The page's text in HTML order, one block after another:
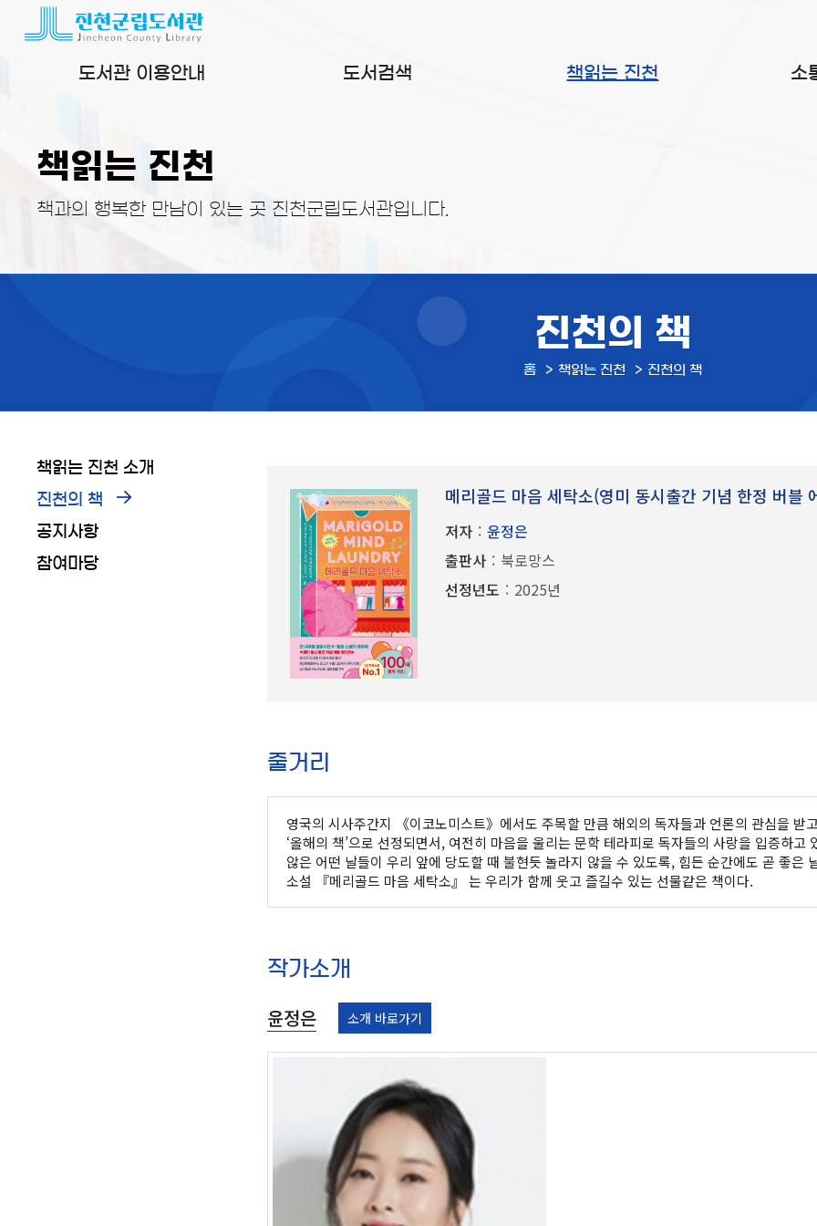
도서관 이용안내 도서검색 책읽는 진천 소
책읽는 진천
책과의 행복한 만남이 있는 곳 진천군립도서관입니다.
진천의 책
홈 책읽는 진천 진천의 책
책읽는 진천 소개
진천의 책
공지사항
참여마당
메리골드 마음 세탁소(영미 동시출간 기념 한정 버블
저자 : 윤정은
출판사 : 북로망스
선정년도 : 2025년
줄거리
영국의 시사주간지 《이코노미스트》에서도 주목할 만큼 해외의 독자들과 언론의 관심을
‘올해의 책’으로 선정되면서, 여전히 마음을 울리는 문학 테라피로 독자들의 사랑을 입증하
않은 어떤 날들이 우리 앞에 당도할 때 불현듯 놀라지 않을 수 있도록, 힘든 순간에도 곧 좋은
소설 『메리골드 마음 세탁소』 는 우리가 함께 웃고 즐길수 있는 선물같은 책이다.
작가소개
윤정은 소개 바로가기